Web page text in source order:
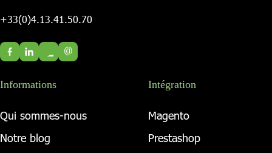
+33(0)4.13.41.50.70
@
Informations
Qui sommes-nous
Notre blog
Intégration
Magento
Prestashop